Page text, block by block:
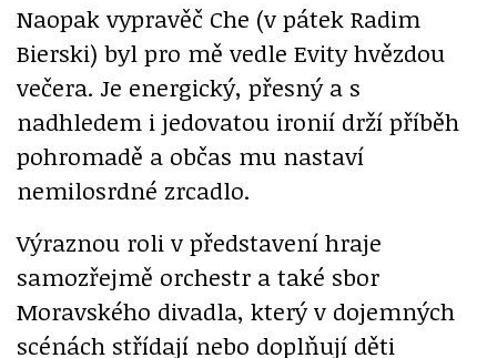
Naopak vypravěč Che (v pátek Radim
Bierski) byl pro mě vedle Evity hvězdou
večera. Je energický, přesný a s
nadhledem i jedovatou ironií drží příběh
pohromadě a občas mu nastaví
nemilosrdné zrcadlo.
Výraznou roli v představení hraje
samozřejmě orchestr a také sbor
Moravského divadla, který v dojemných
scénách střídají nebo doplňují děti